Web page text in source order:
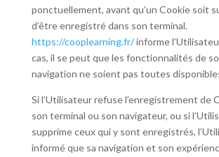
ponctuellement, avant qu’un Cookie soit
d’être enregistré dans son terminal.
https://cooplearning.fr/informe
cas, il se peut que les fonctionnalités de
navigation ne soient pas toutes
Si l’Utilisateur refuse l’enregistrement de
son terminal ou son navigateur, ou si
supprime ceux qui y sont enregistrés,
informé que sa navigation et son